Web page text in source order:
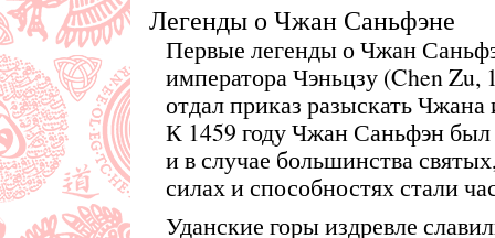
Легенды о Чжан Саньфэне
Первые легенды о Чжан
императора Чэньцзу (Chen
отдал приказ разыскать
К 1459 году Чжан Саньфэн
и в случае большинства
силах и способностях стали
Уданские горы издревле